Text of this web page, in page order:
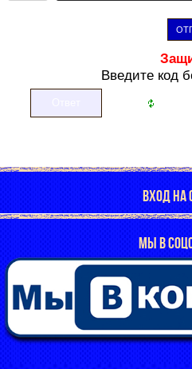
Введите код
ВХОД НА
МЫ В